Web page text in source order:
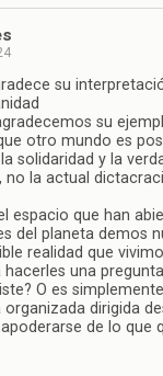
su
su
otro mundo es
solidaridad y la
no la actual
espacio que han
del planeta demos
realidad que
una
O es
dirigida
de lo que